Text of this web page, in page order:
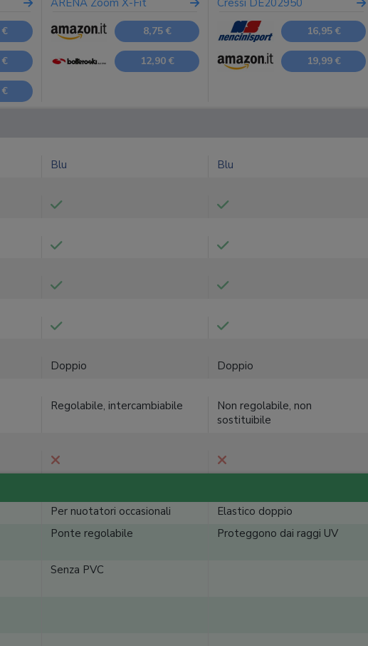
ARENA Zoom X-Fit Cressi DE202950
8,75 € 16,95 €
12,90 € 19,99 €
Blu Blu
Doppio Doppio
Regolabile, intercambiabile
Non regolabile, non
sostituibile
Per nuotatori occasionali Elastico doppio
Ponte regolabile Proteggono dai raggi UV
Senza PVC